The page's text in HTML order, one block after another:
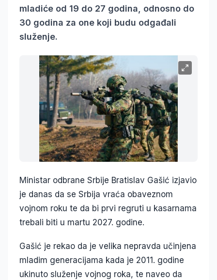
mladiće od 19 do 27 godina, odnosno do
30 godina za one koji budu odgađali
služenje.
Ministar odbrane Srbije Bratislav Gašić izjavio
je danas da se Srbija vraća obaveznom
vojnom roku te da bi prvi regruti u kasarnama
trebali biti u martu 2027. godine.
Gašić je rekao da je velika nepravda učinjena
mladim generacijama kada je 2011. godine
ukinuto služenje vojnog roka, te naveo da